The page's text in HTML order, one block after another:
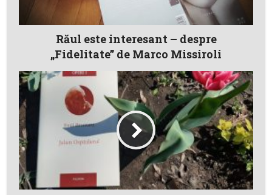
Răul este interesant – despre
„Fidelitate” de Marco Missiroli